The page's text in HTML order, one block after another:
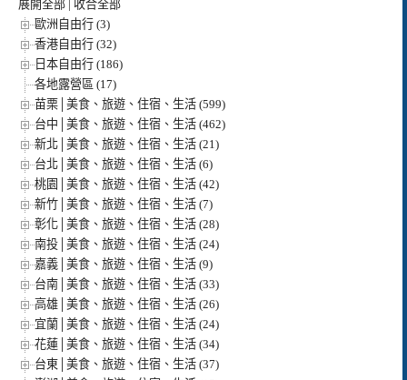
展開全部
收合全部
歐洲自由行 (3)
香港自由行 (32)
日本自由行 (186)
各地露營區 (17)
苗栗│美食、旅遊、住宿、生活 (599)
台中│美食、旅遊、住宿、生活 (462)
新北│美食、旅遊、住宿、生活 (21)
台北│美食、旅遊、住宿、生活 (6)
桃園│美食、旅遊、住宿、生活 (42)
新竹│美食、旅遊、住宿、生活 (7)
彰化│美食、旅遊、住宿、生活 (28)
南投│美食、旅遊、住宿、生活 (24)
嘉義│美食、旅遊、住宿、生活 (9)
台南│美食、旅遊、住宿、生活 (33)
高雄│美食、旅遊、住宿、生活 (26)
宜蘭│美食、旅遊、住宿、生活 (24)
花蓮│美食、旅遊、住宿、生活 (34)
台東│美食、旅遊、住宿、生活 (37)